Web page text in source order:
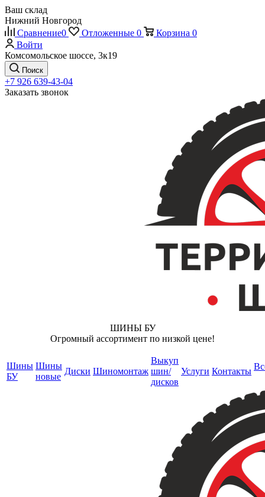
Ваш склад
Нижний Новгород
Сравнение0 Отложенные 0 Корзина 0
Войти
Комсомольское шоссе, 3к19
Поиск
+7 926 639-43-04
Заказать звонок
ШИНЫ БУ
Огромный ассортимент по низкой цене!
Шины
БУ
Шины
новые
Диски Шиномонтаж
Выкуп
шин/
дисков
Услуги Контакты